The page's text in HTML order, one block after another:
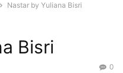
Nastar by Yuliana Bisri
Bisri
0